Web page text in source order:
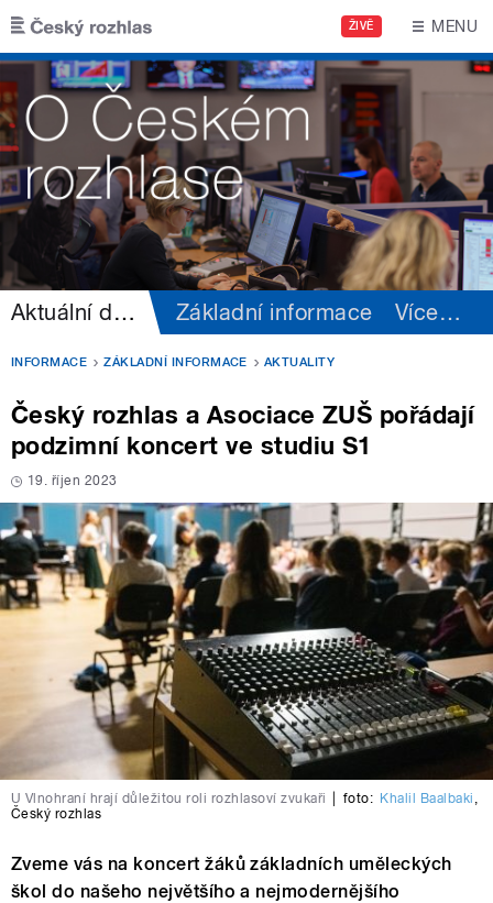
Přejít k hlavnímu obsahu
ŽIVĚ MENU
Aktuální dění Základní informace Více…
INFORMACE ZÁKLADNÍ INFORMACE AKTUALITY
Český rozhlas a Asociace ZUŠ pořádají
podzimní koncert ve studiu S1
19. říjen 2023
U Vlnohraní hrají důležitou roli rozhlasoví zvukaři foto: Khalil Baalbaki
Český rozhlas
Zveme vás na koncert žáků základních uměleckých
škol do našeho největšího a nejmodernějšího